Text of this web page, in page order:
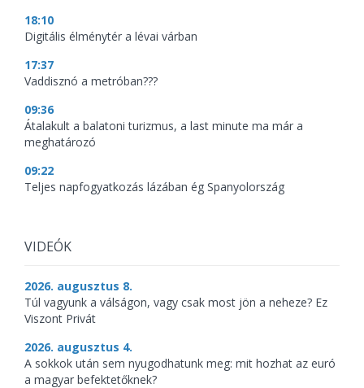
18:10
Digitális élménytér a lévai várban
17:37
Vaddisznó a metróban???
09:36
Átalakult a balatoni turizmus, a last minute ma már a
meghatározó
09:22
Teljes napfogyatkozás lázában ég Spanyolország
VIDEÓK
2026. augusztus 8.
Túl vagyunk a válságon, vagy csak most jön a neheze? Ez
Viszont Privát
2026. augusztus 4.
A sokkok után sem nyugodhatunk meg: mit hozhat az euró
a magyar befektetőknek?